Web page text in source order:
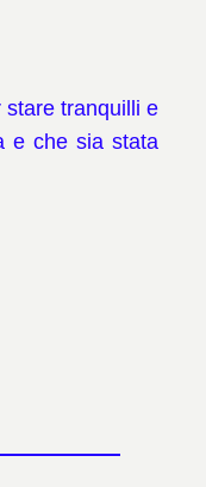
tranquilli e
e che sia stata